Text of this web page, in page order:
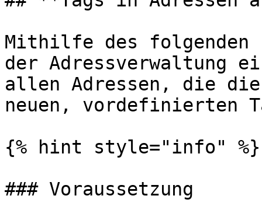
Mithilfe des folgenden
der Adressverwaltung
allen Adressen, die
neuen, vordefinierten
{% hint style="info" %}
### Voraussetzung